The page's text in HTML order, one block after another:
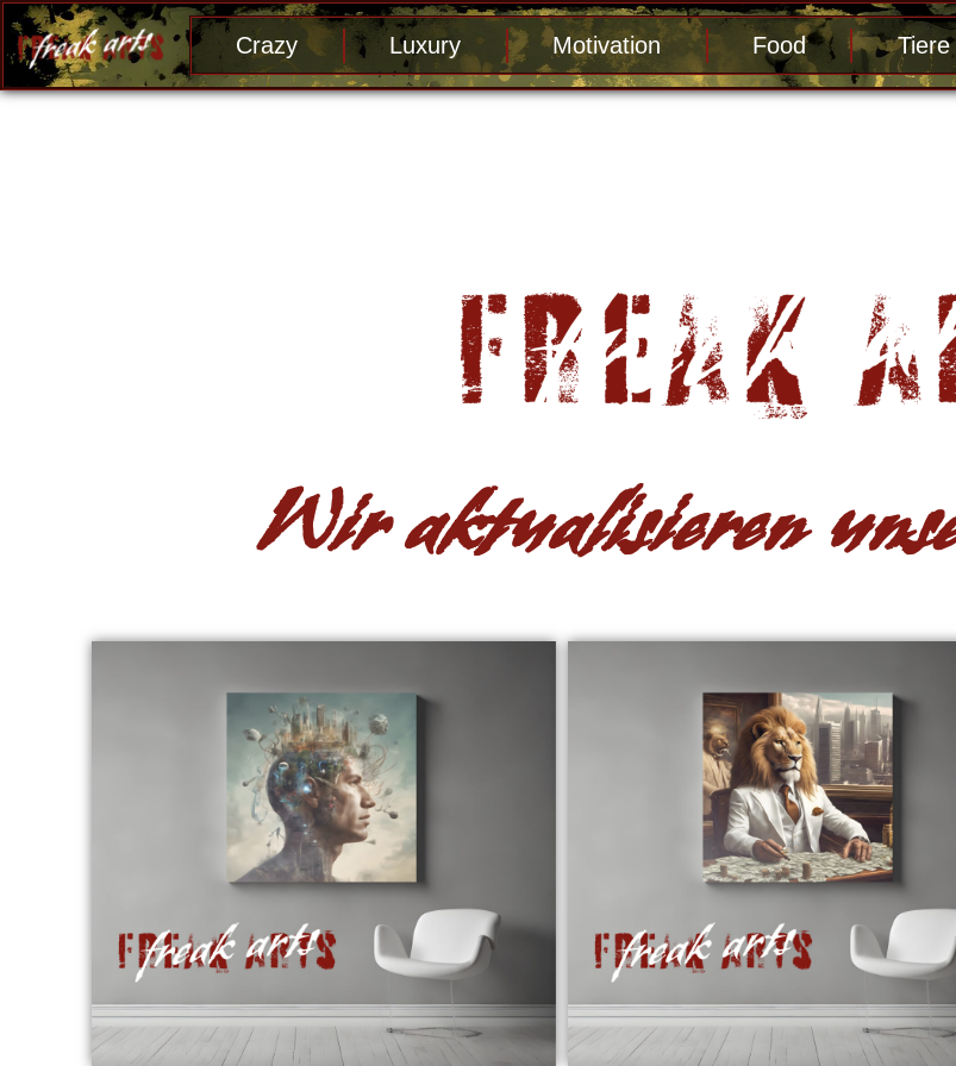
Crazy Luxury Motivation Food Tiere
Wir aktualisieren